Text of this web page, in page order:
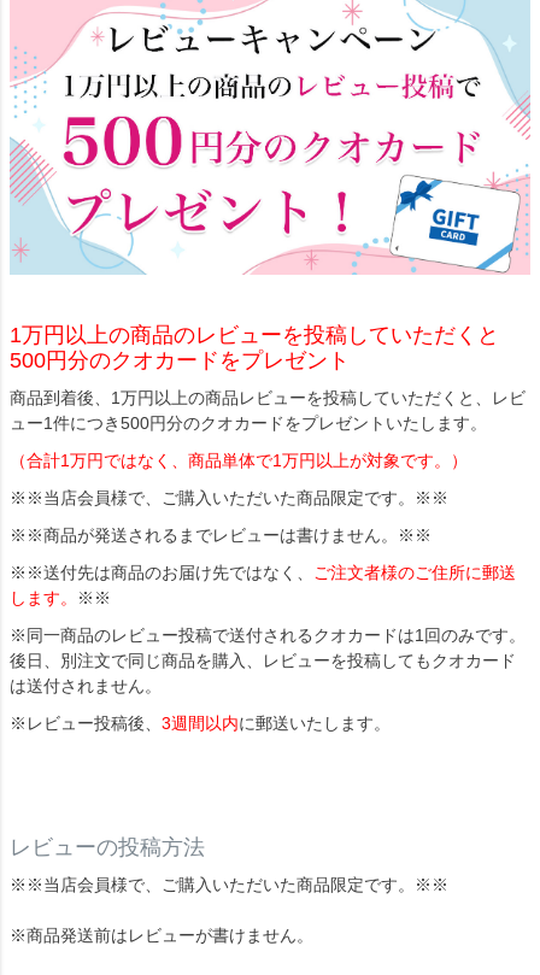
1万円以上の商品のレビューを投稿していただくと
500円分のクオカードをプレゼント
商品到着後、1万円以上の商品レビューを投稿していただくと、レビ
ュー1件につき500円分のクオカードをプレゼントいたします。
（合計1万円ではなく、商品単体で1万円以上が対象です。）
※※当店会員様で、ご購入いただいた商品限定です。※※
※※商品が発送されるまでレビューは書けません。※※
※※送付先は商品のお届け先ではなく、 ご注文者様のご住所に郵送
します。
※※
※同一商品のレビュー投稿で送付されるクオカードは1回のみです。
後日、別注文で同じ商品を購入、レビューを投稿してもクオカード
は送付されません。
※レビュー投稿後、 3週間以内に郵送いたします。
レビューの投稿方法
※※当店会員様で、ご購入いただいた商品限定です。※※
※商品発送前はレビューが書けません。